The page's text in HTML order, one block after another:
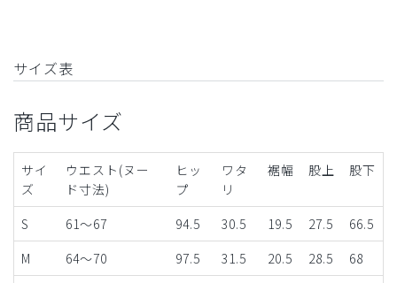
サイズ表
商品サイズ
サイ
ズ
ウエスト(ヌー
ド寸法)
ヒッ
プ
ワタ
リ
裾幅 股上 股下
S 61～67 94.5 30.5 19.5 27.5
66.5
M
64～70 97.5 31.5 20.5 28.5
68